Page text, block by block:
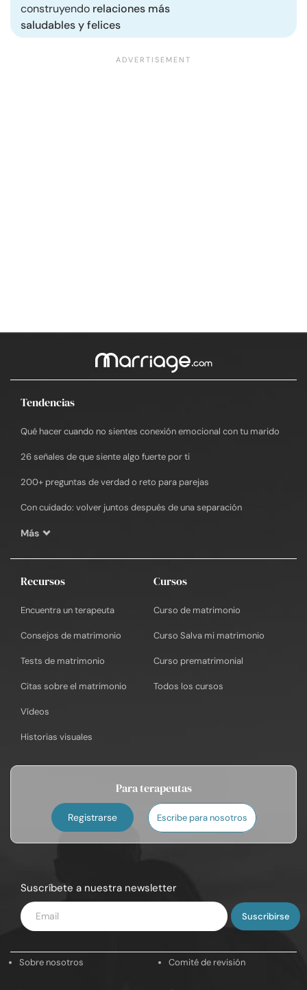
construyendo relaciones más
saludables y felices
Tendencias
Qué hacer cuando no sientes conexión emocional con tu marido
26 señales de que siente algo fuerte por ti
200+ preguntas de verdad o reto para parejas
Con cuidado: volver juntos después de una separación
Más
Recursos
Encuentra un terapeuta
Consejos de matrimonio
Tests de matrimonio
Citas sobre el matrimonio
Vídeos
Historias visuales
Cursos
Curso de matrimonio
Curso Salva mi matrimonio
Curso prematrimonial
Todos los cursos
Para terapeutas
Registrarse Escribe para nosotros
Suscríbete a nuestra newsletter
Introduce
tu
Sobre nosotros Comité de revisión